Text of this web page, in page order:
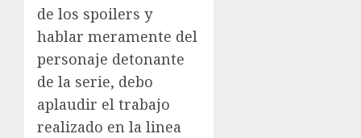
de los spoilers y
hablar meramente del
personaje detonante
de la serie, debo
aplaudir el trabajo
realizado en la linea